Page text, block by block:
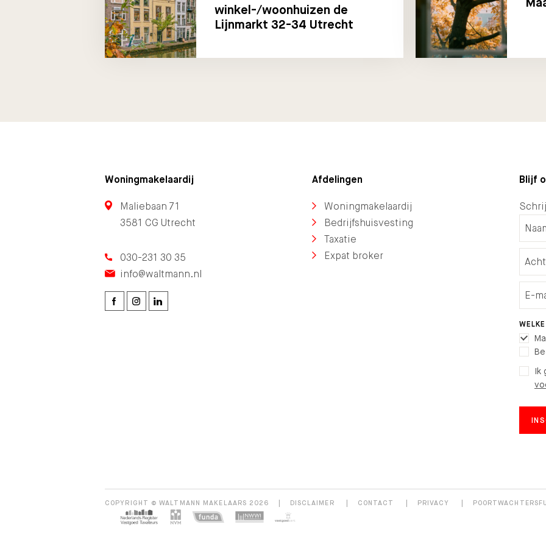
winkel-/woonhuizen de
Lijnmarkt 32-34 Utrecht
Woningmakelaardij
Maliebaan 71
3581 CG Utrecht
030-231 30 35
info@waltmann.nl
Afdelingen
Woningmakelaardij
Bedrijfshuisvesting
Taxatie
Expat broker
Blijf
Ik
COPYRIGHT © WALTMANN MAKELAARS 2026 DISCLAIMER CONTACT PRIVACY